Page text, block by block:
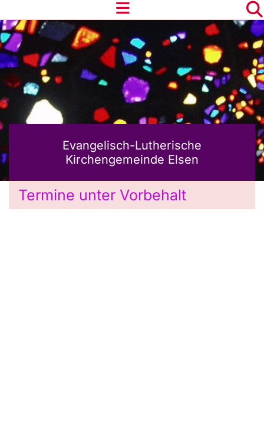
Evangelisch-Lutherische
Kirchengemeinde Elsen
Termine unter Vorbehalt